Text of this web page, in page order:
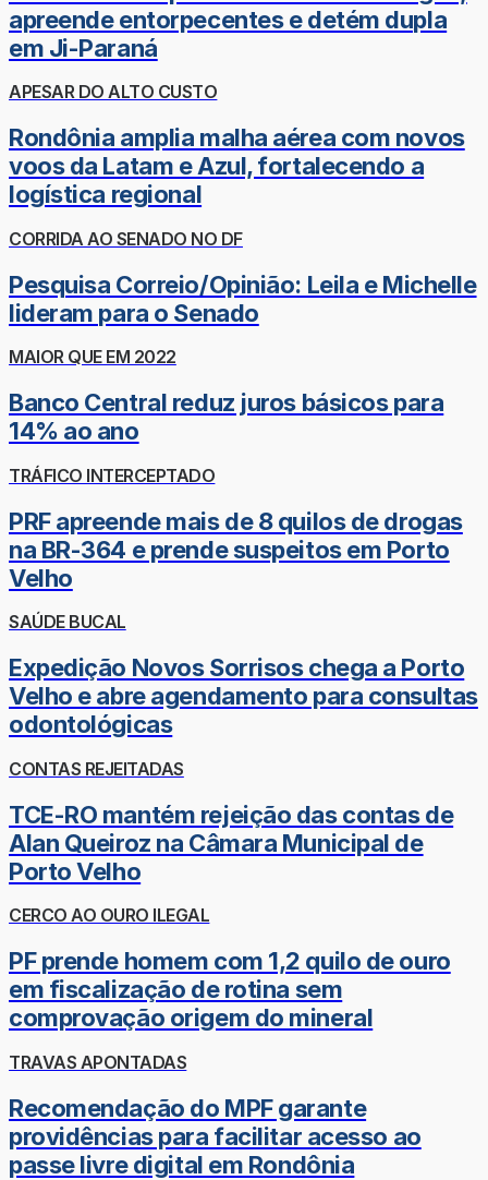
apreende entorpecentes e detém dupla
em Ji-Paraná
APESAR DO ALTO CUSTO
Rondônia amplia malha aérea com novos
voos da Latam e Azul, fortalecendo a
logística regional
CORRIDA AO SENADO NO DF
Pesquisa Correio/Opinião: Leila e Michelle
lideram para o Senado
MAIOR QUE EM 2022
Banco Central reduz juros básicos para
14% ao ano
TRÁFICO INTERCEPTADO
PRF apreende mais de 8 quilos de drogas
na BR-364 e prende suspeitos em Porto
Velho
SAÚDE BUCAL
Expedição Novos Sorrisos chega a Porto
Velho e abre agendamento para consultas
odontológicas
CONTAS REJEITADAS
TCE-RO mantém rejeição das contas de
Alan Queiroz na Câmara Municipal de
Porto Velho
CERCO AO OURO ILEGAL
PF prende homem com 1,2 quilo de ouro
em fiscalização de rotina sem
comprovação origem do mineral
TRAVAS APONTADAS
Recomendação do MPF garante
providências para facilitar acesso ao
passe livre digital em Rondônia